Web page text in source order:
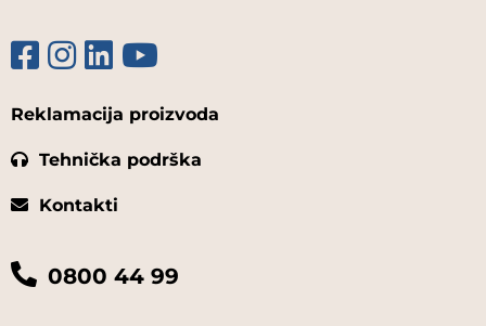
Reklamacija proizvoda
Tehnička podrška
Kontakti
0800 44 99